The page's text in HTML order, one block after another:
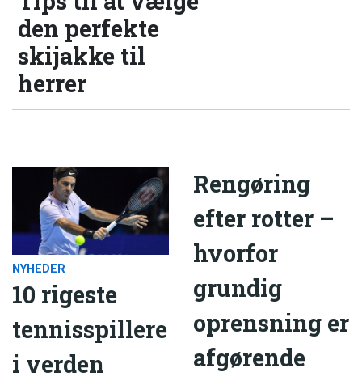
den perfekte
skijakke til
herrer
NYHEDER
10 rigeste
tennisspillere
i verden
Rengøring
efter rotter –
hvorfor
grundig
oprensning er
afgørende